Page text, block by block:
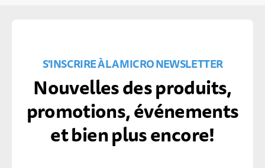
S'INSCRIRE À LA MICRO NEWSLETTER
Nouvelles des produits,
promotions, événements
et bien plus encore!